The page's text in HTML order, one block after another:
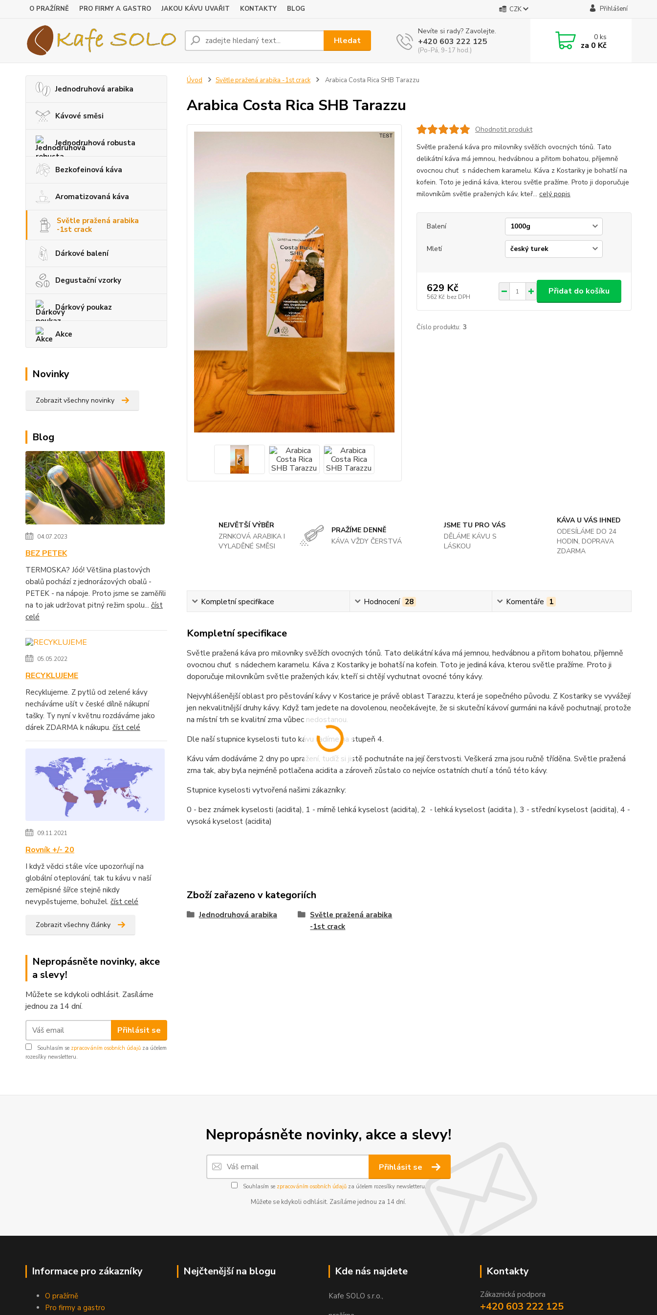
O PRAŽÍRNĚ PRO FIRMY A GASTRO JAKOU KÁVU UVAŘIT KONTAKTY BLOG CZK Přihlášení
Hledat
Nevíte si rady? Zavolejte.
+420 603 222 125
(Po-Pá, 9-17 hod.)
0ks
za 0 Kč
Jednodruhová arabika
Kávové směsi
Jednodruhová robusta
Bezkofeinová káva
Aromatizovaná káva
Světle pražená arabika
-1st crack
Dárkové balení
Degustační vzorky
Dárkový poukaz
Akce
Novinky
Zobrazit všechny novinky
Blog
04.07.2023
BEZ PETEK
TERMOSKA? Jóó! Většina plastových
obalů pochází z jednorázových obalů -
PETEK - na nápoje. Proto jsme se zaměřili
na to jak udržovat pitný režim spolu... číst
celé
05.05.2022
RECYKLUJEME
Recyklujeme. Z pytlů od zelené kávy
necháváme ušít v české dílně nákupní
tašky. Ty nyní v květnu rozdáváme jako
dárek ZDARMA k nákupu. číst celé
09.11.2021
Rovník +/- 20
I když vědci stále více upozorňují na
globální oteplování, tak tu kávu v naší
zeměpisné šířce stejně nikdy
nevypěstujeme, bohužel. číst celé
Zobrazit všechny články
Nepropásněte novinky, akce
a slevy!
Můžete se kdykoli odhlásit. Zasíláme
jednou za 14 dní.
Přihlásit se
Souhlasím se zpracováním osobních údajů za účelem
rozesílky newsletteru.
Úvod Světle pražená arabika -1st crack Arabica Costa Rica SHB Tarazzu
Arabica Costa Rica SHB Tarazzu
Ohodnotit produkt
Světle pražená káva pro milovníky svěžích ovocných tónů. Tato
delikátní káva má jemnou, hedvábnou a přitom bohatou, příjemně
ovocnou chuť s nádechem karamelu. Káva z Kostariky je bohatší na
kofein. Toto je jediná káva, kterou světle pražíme. Proto ji doporučuje
milovníkům světle pražených káv, kteř... celý popis
Balení
Mletí
629 Kč
562 Kč bez DPH
Přidat do košíku
Číslo produktu: 3
NEJVĚTŠÍ VÝBĚR
ZRNKOVÁ ARABIKA I
VYLADĚNÉ SMĚSI
PRAŽÍME DENNĚ
KÁVA VŽDY ČERSTVÁ
JSME TU PRO VÁS
DĚLÁME KÁVU S
LÁSKOU
KÁVA U VÁS IHNED
ODESÍLÁME DO 24
HODIN, DOPRAVA
ZDARMA
Kompletní specifikace Hodnocení 28 Komentáře 1
Kompletní specifikace
Světle pražená káva pro milovníky svěžích ovocných tónů. Tato delikátní káva má jemnou, hedvábnou a přitom bohatou, příjemně
ovocnou chuť s nádechem karamelu. Káva z Kostariky je bohatší na kofein. Toto je jediná káva, kterou světle pražíme. Proto ji
doporučuje milovníkům světle pražených káv, kteří si chtějí vychutnat ovocné tóny kávy.
Nejvyhlášenější oblast pro pěstování kávy v Kostarice je právě oblast Tarazzu, která je sopečného původu. Z Kostariky se vyvážejí
jen nekvalitnější druhy kávy. Když tam jedete na dovolenou, neočekávejte, že si skuteční kávoví gurmáni na kávě pochutnají, protože
na místní trh se kvalitní zrna vůbec nedostanou.
Dle naší stupnice kyselosti tuto kávu řadíme na stupeň 4.
Kávu vám dodáváme 2 dny po upražení, tudíž si jistě pochutnáte na její čerstvosti. Veškerá zrna jsou ručně tříděna. Světle pražená
zrna tak, aby byla nejméně potlačena acidita a zároveň zůstalo co nejvíce ostatních chutí a tónů této kávy.
Stupnice kyselosti vytvořená našimi zákazníky:
0 - bez známek kyselosti (acidita), 1 - mírně lehká kyselost (acidita), 2 - lehká kyselost (acidita ), 3 - střední kyselost (acidita), 4 -
vysoká kyselost (acidita)
Zboží zařazeno v kategoriích
Jednodruhová arabika
Světle pražená arabika
-1st crack
Nepropásněte novinky, akce a slevy!
Přihlásit se
Souhlasím se zpracováním osobních údajůza účelem rozesílky newsletteru.
Můžete se kdykoli odhlásit. Zasíláme jednou za 14 dní.
Informace pro zákazníky
O pražírně
Pro firmy a gastro
Nejčtenější na blogu Kde nás najdete
Kafe SOLO s.r.o.,
Kontakty
Zákaznická podpora
+420 603 222 125